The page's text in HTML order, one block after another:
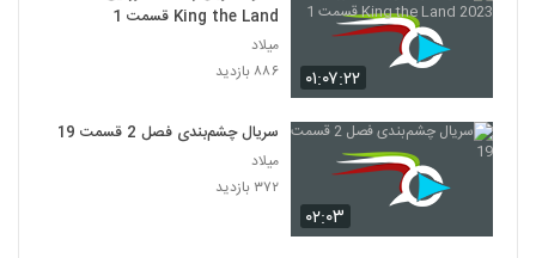
۰۱:۰۷:۲۲
King the Land قسمت 1
میلاد
۸۸۶ بازدید
۰۲:۰۳
سریال چشم‌بندی فصل 2 قسمت 19
میلاد
۳۷۲ بازدید